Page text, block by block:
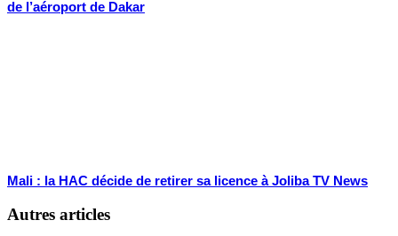
de l’aéroport de Dakar
Mali : la HAC décide de retirer sa licence à Joliba TV News
Autres articles